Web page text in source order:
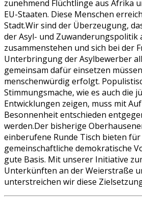
zunehmend Flüchtlinge aus Afrika
EU-Staaten. Diese Menschen
Stadt.Wir sind der Überzeugung,
der Asyl- und Zuwanderungspolitik
zusammenstehen und sich bei der
Unterbringung der Asylbewerber
gemeinsam dafür einsetzen
menschenwürdig erfolgt.
Stimmungsmache, wie es auch die
Entwicklungen zeigen, muss mit
Besonnenheit entschieden
werden.Der bisherige
einberufene Runde Tisch bieten für
gemeinschaftliche demokratische
gute Basis. Mit unserer Initiative
Unterkünften an der Weierstraße
unterstreichen wir diese